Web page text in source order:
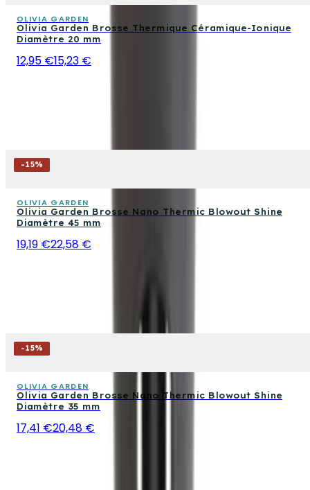
OLIVIA GARDEN
Olivia Garden Brosse Thermique Céramique-Ionique
Diamètre 20 mm
12,95 €15,23 €
-15%
OLIVIA GARDEN
Olivia Garden Brosse Nano Thermic Blowout Shine
Diamètre 45 mm
19,19 €22,58 €
-15%
OLIVIA GARDEN
Olivia Garden Brosse Nano Thermic Blowout Shine
Diamètre 35 mm
17,41 €20,48 €